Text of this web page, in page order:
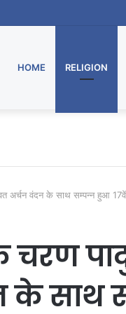
HOME RELIGION
अर्चन वंदन के साथ सम्पन्न हुआ
चरण
के